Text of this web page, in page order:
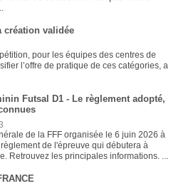
création validée
pour les équipes des centres de
l’offre de pratique de ces catégories, a
Futsal D1 - Le règlement adopté,
de la FFF organisée le 6 juin 2026 à
de l'épreuve qui débutera à
Retrouvez les principales informations. ...